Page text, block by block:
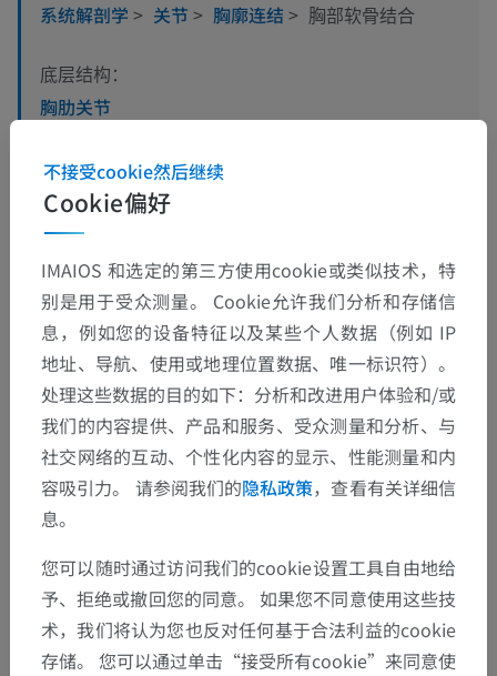
系统解剖学 > 关节 > 胸廓连结 > 胸部软骨结合
底层结构：
胸肋关节
胸骨结合
肋软骨连结
翻译
发现错误？
欢迎提出更正、翻译或内容改进的建议。
下载APP
Cookie偏好
不接受cookie然后继续
IMAIOS 和选定的第三方使用cookie或类似技术，特
别是用于受众测量。 Cookie允许我们分析和存储信
息，例如您的设备特征以及某些个人数据（例如 IP
地址、导航、使用或地理位置数据、唯一标识符）。
处理这些数据的目的如下：分析和改进用户体验和/或
我们的内容提供、产品和服务、受众测量和分析、与
社交网络的互动、个性化内容的显示、性能测量和内
容吸引力。 请参阅我们的隐私政策，查看有关详细信
息。
您可以随时通过访问我们的cookie设置工具自由地给
予、拒绝或撤回您的同意。 如果您不同意使用这些技
术，我们将认为您也反对任何基于合法利益的cookie
存储。 您可以通过单击“接受所有cookie”来同意使